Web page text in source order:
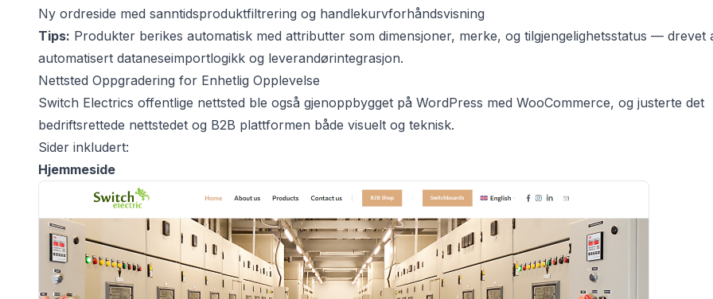
Ny ordreside med sanntidsproduktfiltrering og handlekurvforhåndsvisning
Tips: Produkter berikes automatisk med attributter som dimensjoner, merke, og tilgjengelighetsstatus — drevet
automatisert dataneseimportlogikk og leverandørintegrasjon.
Nettsted Oppgradering for Enhetlig Opplevelse
Switch Electrics offentlige nettsted ble også gjenoppbygget på WordPress med WooCommerce, og justerte det
bedriftsrettede nettstedet og B2B plattformen både visuelt og teknisk.
Sider inkludert:
Hjemmeside